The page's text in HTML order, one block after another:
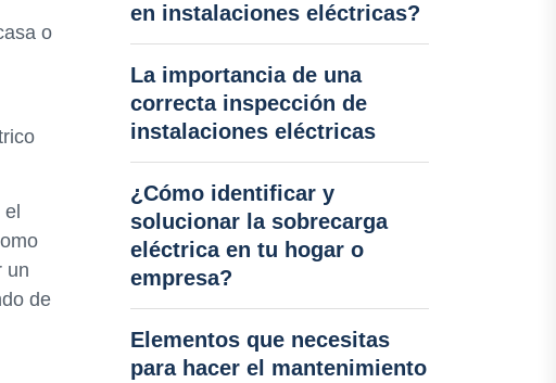
o
un
de
en instalaciones eléctricas?
La importancia de una
correcta inspección de
instalaciones eléctricas
¿Cómo identificar y
solucionar la sobrecarga
eléctrica en tu hogar o
empresa?
Elementos que necesitas
para hacer el mantenimiento